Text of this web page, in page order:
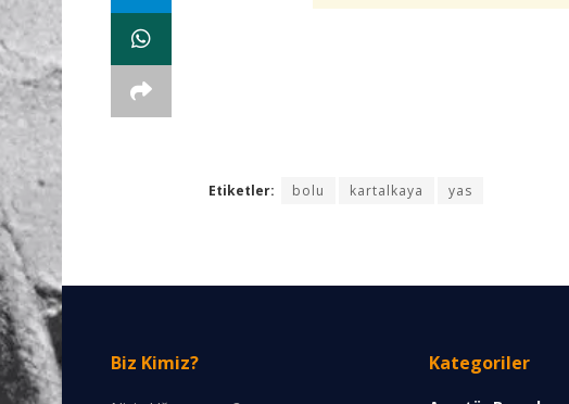
Etiketler: bolu kartalkaya yas
Biz Kimiz? Kategoriler